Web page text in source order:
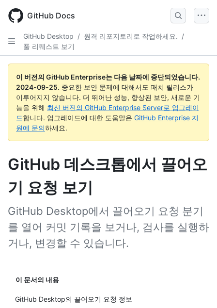
main
GitHub Docs
GitHub Desktop / 원격 리포지토리로 작업하세요. /
풀 리퀘스트 보기
이 버전의 GitHub Enterprise는 다음 날짜에 중단되었습니다.
2024-09-25. 중요한 보안 문제에 대해서도 패치 릴리스가
이루어지지 않습니다. 더 뛰어난 성능, 향상된 보안, 새로운 기
능을 위해 최신 버전의 GitHub Enterprise Server로 업그레이
드합니다. 업그레이드에 대한 도움말은 GitHub Enterprise 지
원에 문의하세요.
GitHub 데스크톱에서 끌어오
기 요청 보기
GitHub Desktop에서 끌어오기 요청 분기
를 열어 커밋 기록을 보거나, 검사를 실행하
거나, 변경할 수 있습니다.
이 문서의 내용
GitHub Desktop의 끌어오기 요청 정보